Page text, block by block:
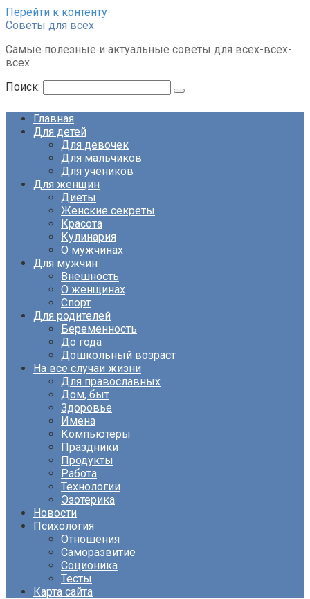
Перейти к контенту
Советы для всех
Самые полезные и актуальные советы для всех-всех-
всех
Поиск:
Главная
Для детей
Для девочек
Для мальчиков
Для учеников
Для женщин
Диеты
Женские секреты
Красота
Кулинария
О мужчинах
Для мужчин
Внешность
О женщинах
Спорт
Для родителей
Беременность
До года
Дошкольный возраст
На все случаи жизни
Для православных
Дом, быт
Здоровье
Имена
Компьютеры
Праздники
Продукты
Работа
Технологии
Эзотерика
Новости
Психология
Отношения
Саморазвитие
Соционика
Тесты
Карта сайта